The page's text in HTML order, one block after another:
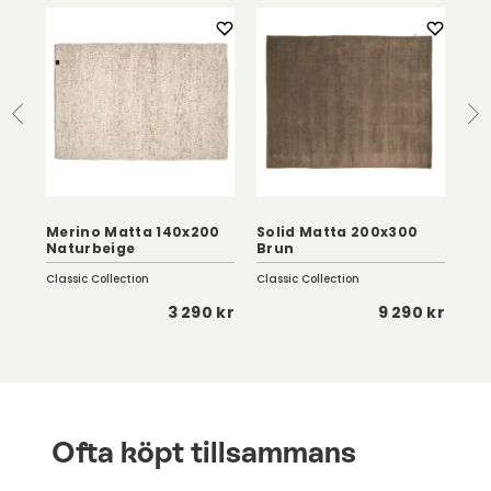
Merino Matta 140x200
Naturbeige
Classic Collection
3 290 kr
Solid Matta 200x300
Brun
Classic Collection
9 290 kr
Ofta köpt tillsammans